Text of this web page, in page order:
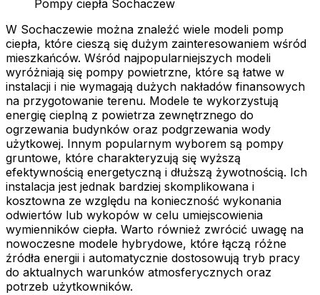
Pompy ciepła Sochaczew
W Sochaczewie można znaleźć wiele modeli pomp
ciepła, które cieszą się dużym zainteresowaniem wśród
mieszkańców. Wśród najpopularniejszych modeli
wyróżniają się pompy powietrzne, które są łatwe w
instalacji i nie wymagają dużych nakładów finansowych
na przygotowanie terenu. Modele te wykorzystują
energię cieplną z powietrza zewnętrznego do
ogrzewania budynków oraz podgrzewania wody
użytkowej. Innym popularnym wyborem są pompy
gruntowe, które charakteryzują się wyższą
efektywnością energetyczną i dłuższą żywotnością. Ich
instalacja jest jednak bardziej skomplikowana i
kosztowna ze względu na konieczność wykonania
odwiertów lub wykopów w celu umiejscowienia
wymienników ciepła. Warto również zwrócić uwagę na
nowoczesne modele hybrydowe, które łączą różne
źródła energii i automatycznie dostosowują tryb pracy
do aktualnych warunków atmosferycznych oraz
potrzeb użytkowników.